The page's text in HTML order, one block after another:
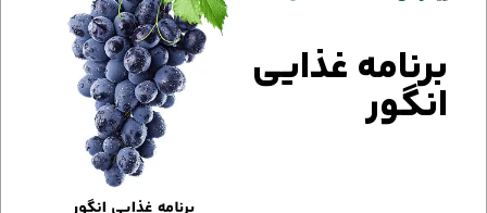
برنامه غذایی
انگور